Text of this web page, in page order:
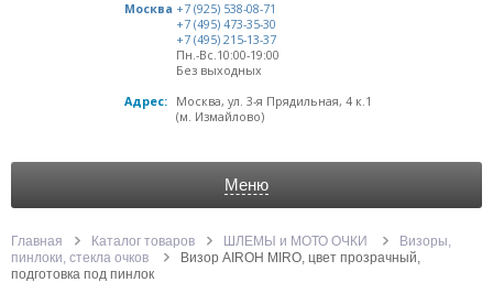
Москва +7 (925) 538-08-71
+7 (495) 473-35-30
+7 (495) 215-13-37
Пн.-Вс.10:00-19:00
Без выходных
Адрес:
Москва, ул. 3-я Прядильная, 4 к.1
(м. Измайлово)
Меню
Главная Каталог товаров ШЛЕМЫ и МОТО ОЧКИ
Визоры,
пинлоки, стекла очков
Визор AIROH MIRO, цвет прозрачный,
подготовка под пинлок